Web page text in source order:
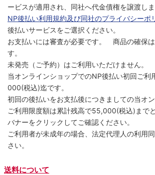
ービスが適用され、同社へ代金債権を譲渡しま
NP後払い利用規約及び同社のプライバシーポ
後払いサービスをご選択ください。
お支払いには審査が必要です。 商品の確保
す。
未発売（ご予約）はご利用いただけません。
当オンラインショップでのNP後払い初回ご利
000(税込)迄です。
初回の後払いをお支払後につきましての当オ
ご利用限度額は累計残高で55,000(税込)まで
バナーをクリックしてご確認ください。
ご利用者が未成年の場合、法定代理人の利用
さい。
送料について